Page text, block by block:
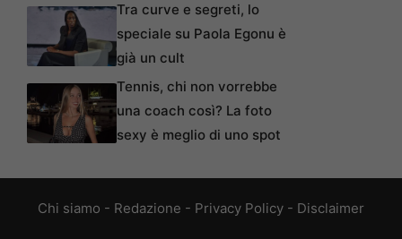
Tra curve e segreti, lo
speciale su Paola Egonu è
già un cult
Tennis, chi non vorrebbe
una coach così? La foto
sexy è meglio di uno spot
Chi siamo - Redazione - Privacy Policy - Disclaimer